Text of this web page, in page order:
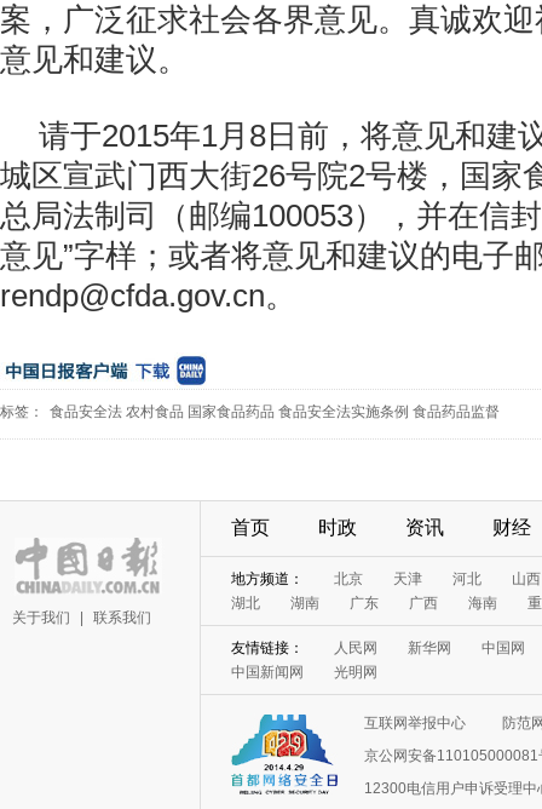
案，广泛征求社会各界意见。真诚欢
意见和建议。
请于2015年1月8日前，将意见和建
城区宣武门西大街26号院2号楼，国家
总局法制司（邮编100053），并在信
意见”字样；或者将意见和建议的电子
rendp@cfda.gov.cn。
标签： 食品安全法 农村食品 国家食品药品 食品安全法实施条例 食品药品监督
关于我们 联系我们
首页 时政 资讯 财经
地方频道： 北京 天津 河北
山西
湖北
湖南 广东 广西 海南
友情链接： 人民网 新华网
中国网
中国新闻网
光明网
互联网举报中心
防范
京公网安备110105000081
12300电信用户申诉受理中